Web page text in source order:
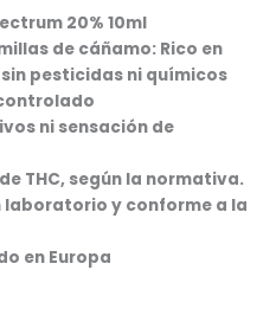
20% 10ml
de cáñamo: Rico en
sin pesticidas ni químicos
ni sensación de
THC, según la normativa.
y conforme a la
en Europa